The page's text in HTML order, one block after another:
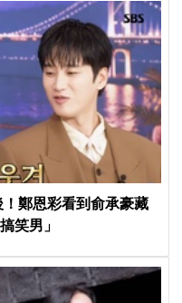
鄭恩彩看到俞承豪藏
笑男」